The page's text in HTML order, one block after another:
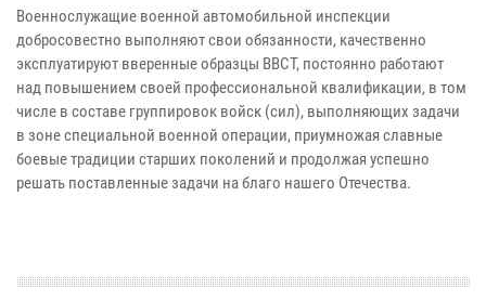
Военнослужащие военной автомобильной инспекции
добросовестно выполняют свои обязанности, качественно
эксплуатируют вверенные образцы ВВСТ, постоянно работают
над повышением своей профессиональной квалификации, в том
числе в составе группировок войск (сил), выполняющих задачи
в зоне специальной военной операции, приумножая славные
боевые традиции старших поколений и продолжая успешно
решать поставленные задачи на благо нашего Отечества.